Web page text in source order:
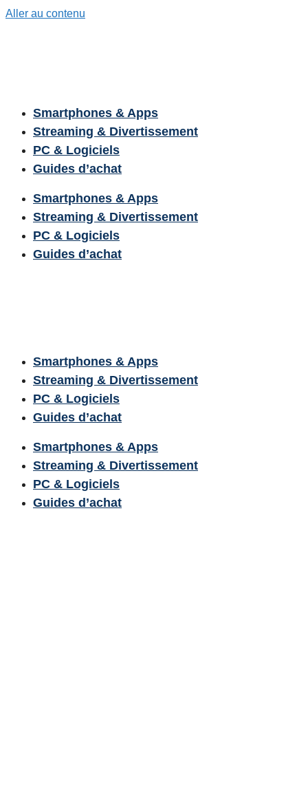
Aller au contenu
Smartphones & Apps
Streaming & Divertissement
PC & Logiciels
Guides d’achat
Smartphones & Apps
Streaming & Divertissement
PC & Logiciels
Guides d’achat
Smartphones & Apps
Streaming & Divertissement
PC & Logiciels
Guides d’achat
Smartphones & Apps
Streaming & Divertissement
PC & Logiciels
Guides d’achat